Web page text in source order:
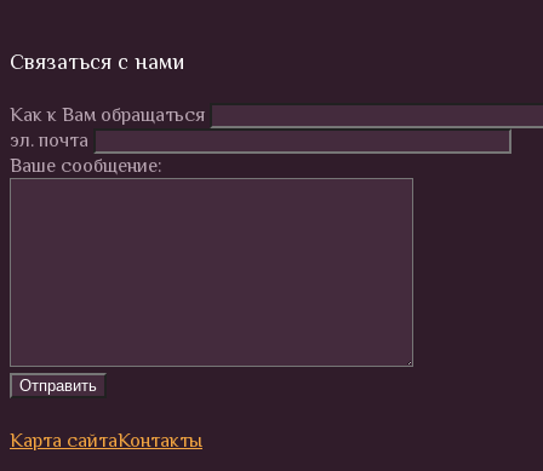
Связаться с нами
Как к Вам обращаться
эл. почта
Ваше сообщение:
Карта сайтаКонтакты